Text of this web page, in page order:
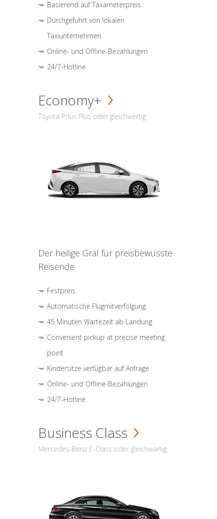
Basierend auf Taxameterpreis
Durchgeführt von lokalen
Taxiunternehmen
Online- und Offline-Bezahlungen
24/7-Hotline
Economy+
Toyota Prius Plus oder gleichwertig
Der heilige Gral für preisbewusste
Reisende
Festpreis
Automatische Flugmitverfolgung
45 Minuten Wartezeit ab Landung
Convenient pickup at precise meeting
point
Kindersitze verfügbar auf Anfrage
Online- und Offline-Bezahlungen
24/7-Hotline
Business Class
Mercedes-Benz E-Class oder gleichwärtig